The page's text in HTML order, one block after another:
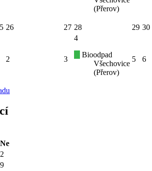
(Přerov)
26 27 28 29 30
2 3
4
Bioodpad
Všechovice
(Přerov)
5 6
Ne
2
9